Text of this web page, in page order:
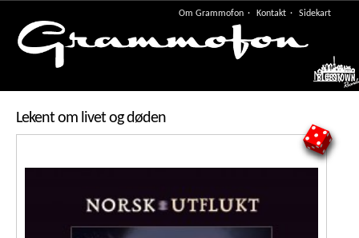
Om Grammofon Kontakt Sidekart
Meny
Lekent om livet og døden